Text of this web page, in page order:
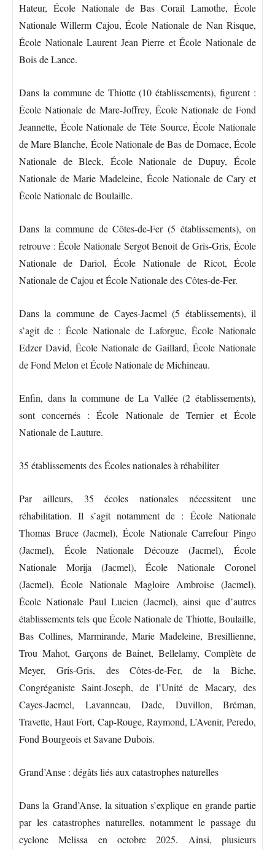
Hateur, École Nationale de Bas Corail Lamothe, École
Nationale Willerm Cajou, École Nationale de Nan Risque,
École Nationale Laurent Jean Pierre et École Nationale de
Bois de Lance.
Dans la commune de Thiotte (10 établissements), figurent :
École Nationale de Mare-Joffrey, École Nationale de Fond
Jeannette, École Nationale de Tête Source, École Nationale
de Mare Blanche, École Nationale de Bas de Domace, École
Nationale de Bleck, École Nationale de Dupuy, École
Nationale de Marie Madeleine, École Nationale de Cary et
École Nationale de Boulaille.
Dans la commune de Côtes-de-Fer (5 établissements), on
retrouve : École Nationale Sergot Benoit de Gris-Gris, École
Nationale de Dariol, École Nationale de Ricot, École
Nationale de Cajou et École Nationale des Côtes-de-Fer.
Dans la commune de Cayes-Jacmel (5 établissements), il
s’agit de : École Nationale de Laforgue, École Nationale
Edzer David, École Nationale de Gaillard, École Nationale
de Fond Melon et École Nationale de Michineau.
Enfin, dans la commune de La Vallée (2 établissements),
sont concernés : École Nationale de Ternier et École
Nationale de Lauture.
35 établissements des Écoles nationales à réhabiliter
Par ailleurs, 35 écoles nationales nécessitent une
réhabilitation. Il s’agit notamment de : École Nationale
Thomas Bruce (Jacmel), École Nationale Carrefour Pingo
(Jacmel), École Nationale Découze (Jacmel), École
Nationale Morija (Jacmel), École Nationale Coronel
(Jacmel), École Nationale Magloire Ambroise (Jacmel),
École Nationale Paul Lucien (Jacmel), ainsi que d’autres
établissements tels que École Nationale de Thiotte, Boulaille,
Bas Collines, Marmirande, Marie Madeleine, Bresillienne,
Trou Mahot, Garçons de Bainet, Bellelamy, Complète de
Meyer, Gris-Gris, des Côtes-de-Fer, de la Biche,
Congréganiste Saint-Joseph, de l’Unité de Macary, des
Cayes-Jacmel, Lavanneau, Dade, Duvillon, Bréman,
Travette, Haut Fort, Cap-Rouge, Raymond, L’Avenir, Peredo,
Fond Bourgeois et Savane Dubois.
Grand’Anse : dégâts liés aux catastrophes naturelles
Dans la Grand’Anse, la situation s’explique en grande partie
par les catastrophes naturelles, notamment le passage du
cyclone Melissa en octobre 2025. Ainsi, plusieurs